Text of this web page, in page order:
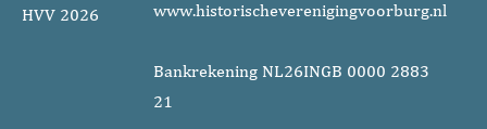
HVV 2026
www.historischeverenigingvoorburg.nl
Bankrekening NL26INGB 0000 2883
21